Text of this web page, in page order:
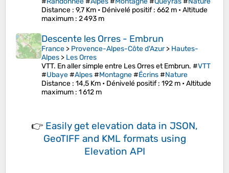
Distance : 9,7 Km • Dénivelé positif: 662 m •Altitude
maximum : 2 493 m
Descente les Orres - Embrun
France > Provence-Alpes-Côte d'Azur> Hautes-
Alpes > Les Orres
VTT. En aller simple entre Les Orres et Embrun. #VTT
#Ubaye#Alpes#Montagne#Écrins#Nature
Distance : 14,5 Km • Dénivelé positif: 192 m •Altitude
maximum : 1 612 m
👉 Easily get elevation data in JSON,
GeoTIFF and KML formats using
Elevation API